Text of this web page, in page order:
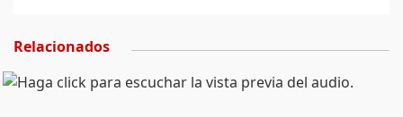
Relacionados